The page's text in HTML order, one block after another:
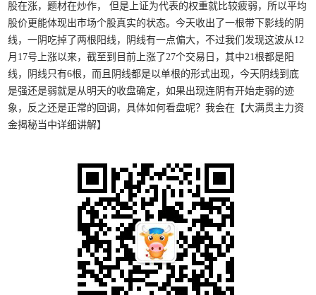
股在涨，题材在炒作， 但是上证为代表的权重就比较疲弱，所以平均
股价更能体现出市场个股真实的状态。今天收出了一根带下影线的阴
线，一阴吃掉了两根阳线，阴线有一点偏大，不过我们发现这波从12
月17号上涨以来，截至到目前上涨了27个交易日，其中21根都是阳
线，阴线只有6根，而且阴线都是以单根的形式出现，今天阴线到底
是强还是弱就是从明天的收盘确定，如果出现连阴有开始走弱的迹
象，反之还是正常的回调，具体如何看盘呢？我会在【大满贯主力资
金揭秘当中详细讲解】